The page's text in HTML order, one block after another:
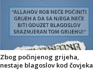
Zbog počinjenog grijeha,
nestaje blagoslov kod čovjeka